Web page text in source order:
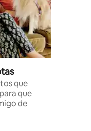
que
que
de